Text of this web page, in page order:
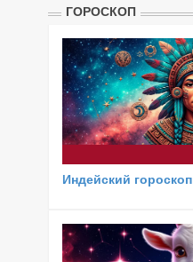
ГОРОСКОП
Индейский гороскоп